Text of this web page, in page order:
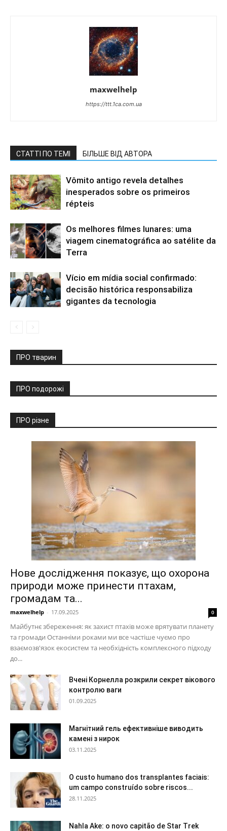
maxwelhelp
https://ttt.1ca.com.ua
СТАТТІ ПО ТЕМІ БІЛЬШЕ ВІД АВТОРА
Vômito antigo revela detalhes
inesperados sobre os primeiros
répteis
Os melhores filmes lunares: uma
viagem cinematográfica ao satélite da
Terra
Vício em mídia social confirmado:
decisão histórica responsabiliza
gigantes da tecnologia
ПРО тварин
ПРО подорожі
ПРО різне
Нове дослідження показує, що охорона
природи може принести птахам,
громадам та...
maxwelhelp - 17.09.2025 0
Майбутнє збереження: як захист птахів може врятувати планету
та громади Останніми роками ми все частіше чуємо про
взаємозв'язок екосистем та необхідність комплексного підходу
до...
Вчені Корнелла розкрили секрет вікового
контролю ваги
01.09.2025
Магнітний гель ефективніше виводить
камені з нирок
03.11.2025
O custo humano dos transplantes faciais:
um campo construído sobre riscos...
28.11.2025
Nahla Ake: o novo capitão de Star Trek